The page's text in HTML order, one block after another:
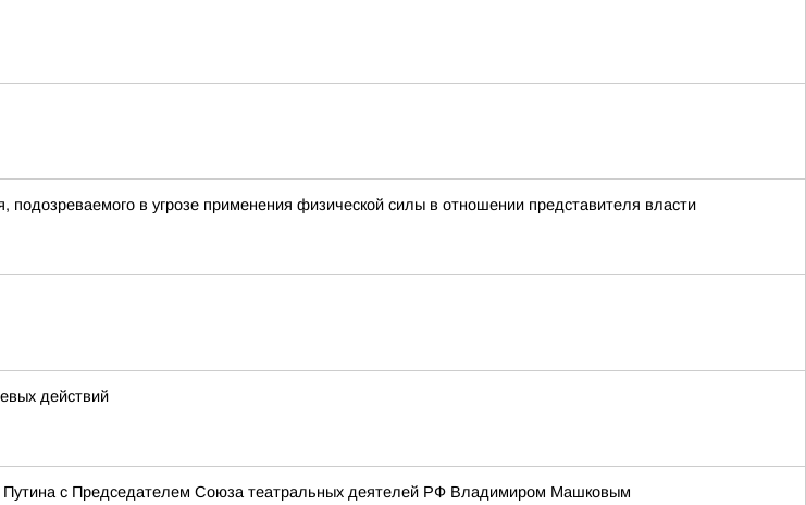
в угрозе применения физической силы в отношении представителя власти
действий
Путина с Председателем Союза театральных деятелей РФ Владимиром Машковым